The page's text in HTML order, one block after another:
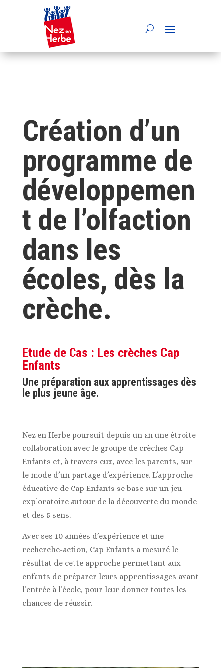
Création d’un
programme de
développemen
t de l’olfaction
dans les
écoles, dès la
crèche.
Etude de Cas : Les crèches Cap
Enfants
Une préparation aux apprentissages dès
le plus jeune âge.
Nez en Herbe poursuit depuis un an une étroite
collaboration avec le groupe de crèches Cap
Enfants et, à travers eux, avec les parents, sur
le mode d’un partage d’expérience. L’approche
éducative de Cap Enfants se base sur un jeu
exploratoire autour de la découverte du monde
et des 5 sens.
Avec ses 10 années d’expérience et une
recherche-action, Cap Enfants a mesuré le
résultat de cette approche permettant aux
enfants de préparer leurs apprentissages avant
l’entrée à l’école, pour leur donner toutes les
chances de réussir.